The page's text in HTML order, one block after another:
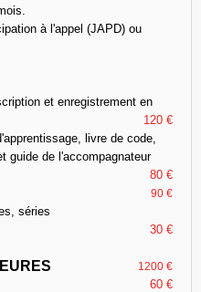
à l'appel (JAPD) ou
et enregistrement en
120 €
livre de code,
guide de l'accompagnateur
80 €
90 €
séries
30 €
1200 €
60 €